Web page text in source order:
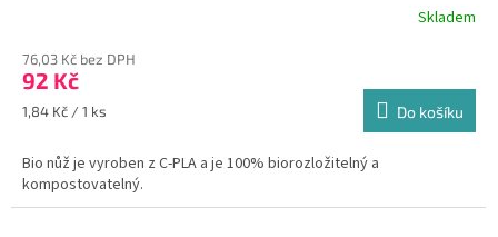
Skladem
76,03 Kč bez DPH
92 Kč
Měrná
1,84 Kč / 1 ks Do košíku
Bio nůž je vyroben z C-PLA a je 100% biorozložitelný a
kompostovatelný.